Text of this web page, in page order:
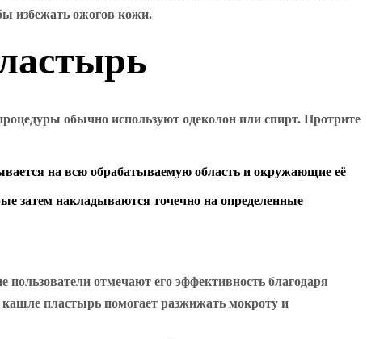
избежать ожогов кожи.
обычно используют одеколон или спирт. Протрите
на всю обрабатываемую область и окружающие её
затем накладываются точечно на определенные
отмечают его эффективность благодаря
пластырь помогает разжижать мокроту и